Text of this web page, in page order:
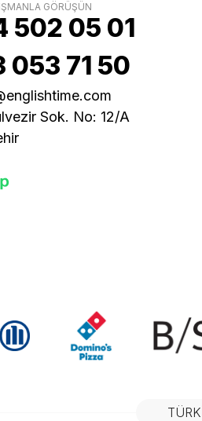
GÖRÜŞÜN
502 05 01
053 71 50
Sok. No: 12/A